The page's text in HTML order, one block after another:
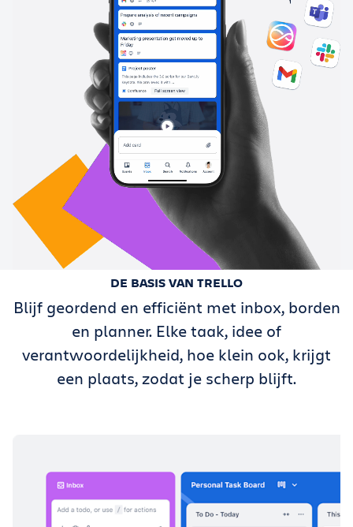
DE BASIS VAN TRELLO
Blijf geordend en efficiënt met inbox, borden
en planner. Elke taak, idee of
verantwoordelijkheid, hoe klein ook, krijgt
een plaats, zodat je scherp blijft.